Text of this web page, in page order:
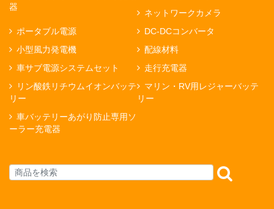
器
ネットワークカメラ
ポータブル電源
DC-DCコンバータ
小型風力発電機
配線材料
車サブ電源システムセット
走行充電器
リン酸鉄リチウムイオンバッテ
リー
マリン・RV用レジャーバッテ
リー
車バッテリーあがり防止専用ソ
ーラー充電器